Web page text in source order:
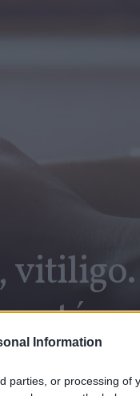
Information
parties, or processing of